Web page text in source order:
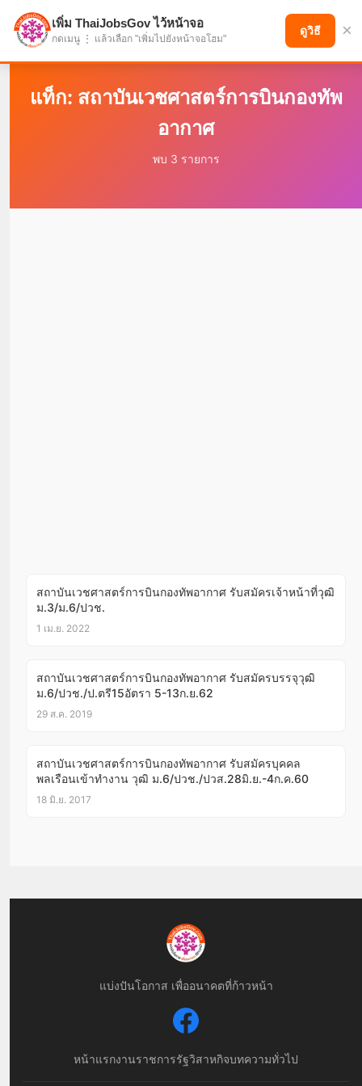
แบ่งปันโอกาส เพื่ออนาคตที่ก้าวหน้า
แท็ก: สถาบันเวชศาสตร์การบินกองทัพ
อากาศ
พบ 3 รายการ
สถาบันเวชศาสตร์การบินกองทัพอากาศ รับสมัครเจ้าหน้าที่วุฒิ
ม.3/ม.6/ปวช.
1 เม.ย. 2022
สถาบันเวชศาสตร์การบินกองทัพอากาศ รับสมัครบรรจุวุฒิ
ม.6/ปวช./ป.ตรี15อัตรา 5-13ก.ย.62
29 ส.ค. 2019
สถาบันเวชศาสตร์การบินกองทัพอากาศ รับสมัครบุคคล
พลเรือนเข้าทำงาน วุฒิ ม.6/ปวช./ปวส.28มิ.ย.-4ก.ค.60
18 มิ.ย. 2017
แบ่งปันโอกาส เพื่ออนาคตที่ก้าวหน้า
หน้าแรกงานราชการรัฐวิสาหกิจบทความทั่วไป
เพิ่ม ThaiJobsGov ไว้หน้าจอ
กดเมนู ⋮ แล้วเลือก "เพิ่มไปยังหน้าจอโฮม"
ดูวิธี ×